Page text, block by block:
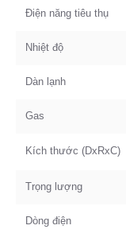
Điện năng tiêu thụ
Nhiệt độ
Dàn lạnh
Gas
Kích thước (DxRxC)
Trọng lượng
Dòng điện